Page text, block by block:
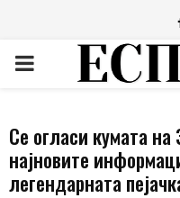
PRIMARY
Се огласи кумата
најновите
легендарната